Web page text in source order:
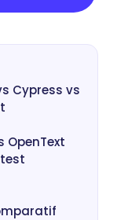
Cypress vs
OpenText